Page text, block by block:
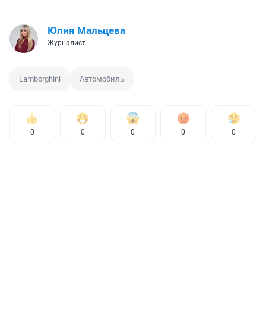
Юлия Мальцева
Журналист
Lamborghini Автомобиль
0 0 0 0 0